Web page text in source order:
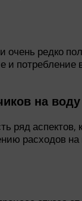
редко
на воду
ряд
расходов